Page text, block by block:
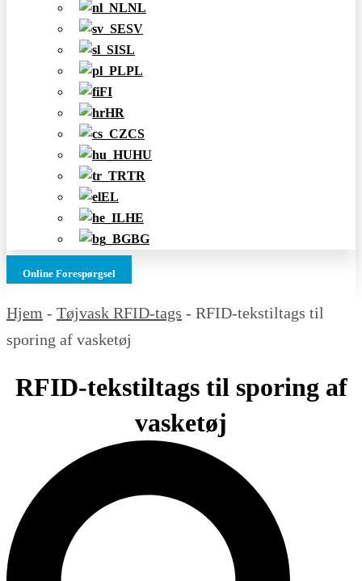
NL
SV
SL
PL
FI
HR
CS
HU
TR
EL
HE
BG
Online Forespørgsel
Hjem - Tøjvask RFID-tags - RFID-tekstiltags til
sporing af vasketøj
RFID-tekstiltags til sporing af
vasketøj